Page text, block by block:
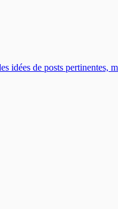
de posts pertinentes,